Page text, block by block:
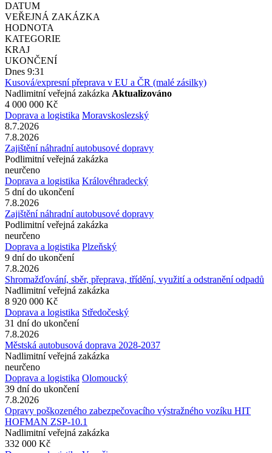
DATUM
VEŘEJNÁ ZAKÁZKA
HODNOTA
KATEGORIE
KRAJ
UKONČENÍ
Dnes 9:31
Kusová/expresní přeprava v EU a ČR (malé zásilky)
Nadlimitní veřejná zakázka Aktualizováno
4 000 000 Kč
Doprava a logistika Moravskoslezský
8.7.2026
7.8.2026
Zajištění náhradní autobusové dopravy
Podlimitní veřejná zakázka
neurčeno
Doprava a logistika Královéhradecký
5 dní do ukončení
7.8.2026
Zajištění náhradní autobusové dopravy
Podlimitní veřejná zakázka
neurčeno
Doprava a logistika Plzeňský
9 dní do ukončení
7.8.2026
Shromažďování, sběr, přeprava, třídění, využití a odstranění odpadů
Nadlimitní veřejná zakázka
8 920 000 Kč
Doprava a logistika Středočeský
31 dní do ukončení
7.8.2026
Městská autobusová doprava 2028-2037
Nadlimitní veřejná zakázka
neurčeno
Doprava a logistika Olomoucký
39 dní do ukončení
7.8.2026
Opravy poškozeného zabezpečovacího výstražného vozíku HIT
HOFMAN ZSP-10.1
Nadlimitní veřejná zakázka
332 000 Kč